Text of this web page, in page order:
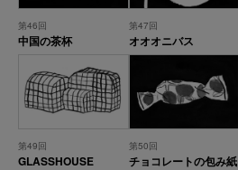
第46回
中国の茶杯
第47回
オオオニバス
第49回
GLASSHOUSE
第50回
チョコレートの包み紙